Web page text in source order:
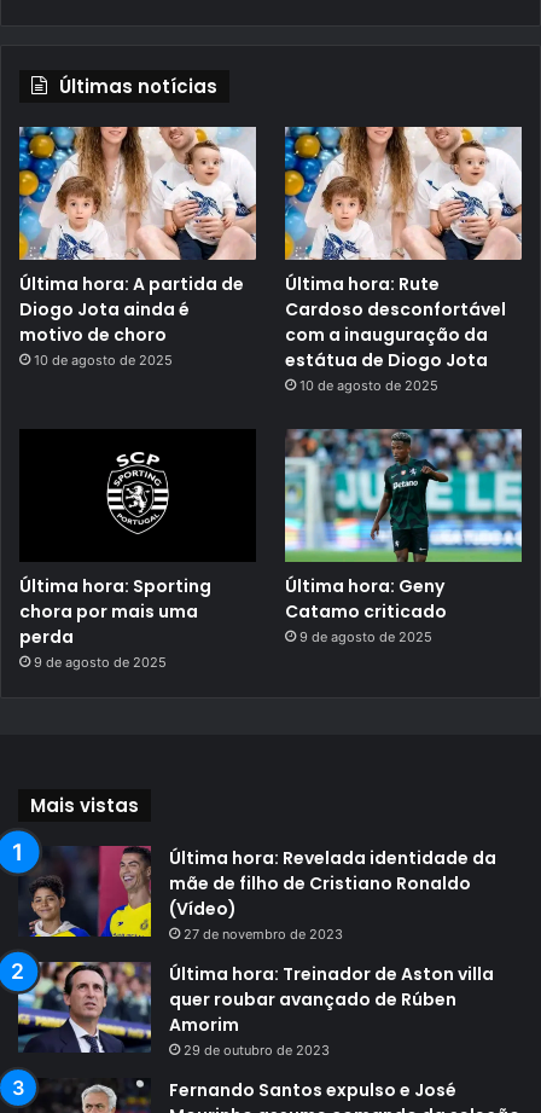
Últimas notícias
Última hora: A partida de
Diogo Jota ainda é
motivo de choro
10 de agosto de 2025
Última hora: Rute
Cardoso desconfortável
com a inauguração da
estátua de Diogo Jota
10 de agosto de 2025
Última hora: Sporting
chora por mais uma
perda
9 de agosto de 2025
Última hora: Geny
Catamo criticado
9 de agosto de 2025
Mais vistas
Última hora: Revelada identidade da
mãe de filho de Cristiano Ronaldo
(Vídeo)
27 de novembro de 2023
Última hora: Treinador de Aston villa
quer roubar avançado de Rúben
Amorim
29 de outubro de 2023
Fernando Santos expulso e José